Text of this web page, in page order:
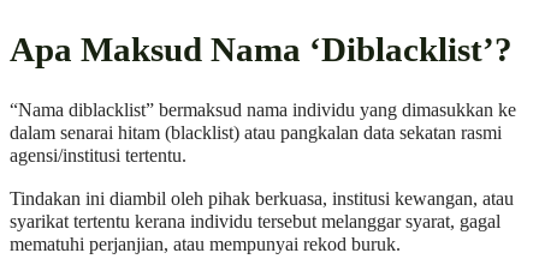
Apa Maksud Nama ‘Diblacklist’?
“Nama diblacklist” bermaksud nama individu yang dimasukkan ke
dalam senarai hitam (blacklist) atau pangkalan data sekatan rasmi
agensi/institusi tertentu.
Tindakan ini diambil oleh pihak berkuasa, institusi kewangan, atau
syarikat tertentu kerana individu tersebut melanggar syarat, gagal
mematuhi perjanjian, atau mempunyai rekod buruk.